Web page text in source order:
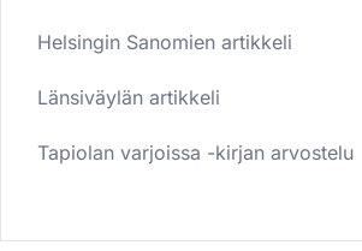
Helsingin Sanomien artikkeli
Länsiväylän artikkeli
Tapiolan varjoissa -kirjan arvostelu